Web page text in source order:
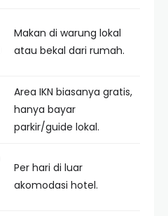
Makan di warung lokal
atau bekal dari rumah.
Area IKN biasanya gratis,
hanya bayar
parkir/guide lokal.
Per hari di luar
akomodasi hotel.